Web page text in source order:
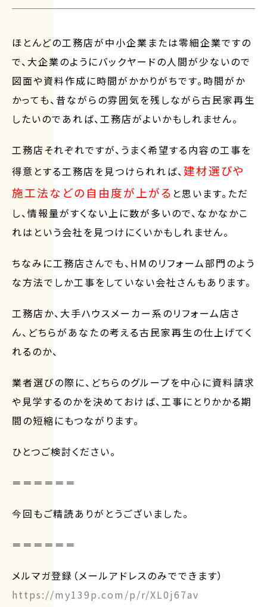
ほとんどの工務店が中小企業または零細企業ですの
で、大企業のようにバックヤードの人間が少ないので
図面や資料作成に時間がかかりがちです。時間がか
かっても、昔ながらの雰囲気を残しながら古民家再生
したいのであれば、工務店がよいかもしれません。
工務店それぞれですが、うまく希望する内容の工事を
得意とする工務店を見つけられれば、 建材選びや
施工法などの自由度が上がる と思います。ただ
し、情報量がすくない上に数が多いので、なかなかこ
れはという会社を見つけにくいかもしれません。
ちなみに工務店さんでも、HMのリフォーム部門のよう
な方法でしか工事をしていない会社さんもあります。
工務店か、大手ハウスメーカー系のリフォーム店さ
ん、どちらがあなたの考える古民家再生の仕上げてく
れるのか、
業者選びの際に、どちらのグループを中心に資料請求
や見学するのかを決めておけば、工事にとりかかる期
間の短縮にもつながります。
ひとつご検討ください。
＝＝＝＝＝＝
今回もご精読ありがとうございました。
＝＝＝＝＝＝
メルマガ登録（メールアドレスのみでできます）
https://my139p.com/p/r/XL0j67av